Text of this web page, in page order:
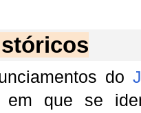
do
em que se